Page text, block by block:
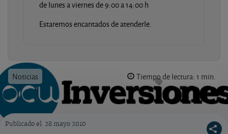
de lunes a viernes de 9:00 a 14:00 h
Estaremos encantados de atenderle.
Noticias Tiempo de lectura: 1 min.
Publicado el 28 mayo 2010